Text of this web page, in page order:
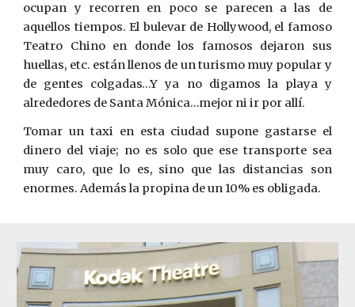
ocupan y recorren en poco se parecen a las de
aquellos tiempos. El bulevar de Hollywood, el famoso
Teatro Chino en donde los famosos dejaron sus
huellas, etc. están llenos de un turismo muy popular y
de gentes colgadas…Y ya no digamos la playa y
alrededores de Santa Mónica…mejor ni ir por allí.
Tomar un taxi en esta ciudad supone gastarse el
dinero del viaje; no es solo que ese transporte sea
muy caro, que lo es, sino que las distancias son
enormes. Además la propina de un 10% es obligada.